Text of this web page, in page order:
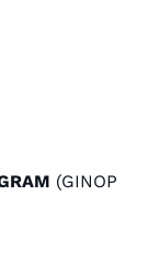
(GINOP